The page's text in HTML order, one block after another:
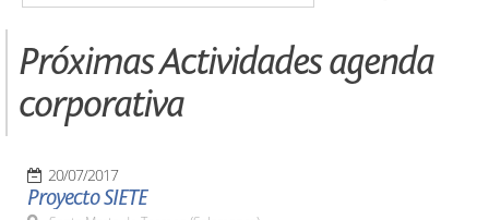
Próximas Actividades agenda
corporativa
20/07/2017
Proyecto SIETE